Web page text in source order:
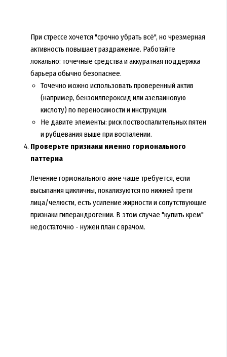
При стрессе хочется "срочно убрать всё", но чрезмерная
активность повышает раздражение. Работайте
локально: точечные средства и аккуратная поддержка
барьера обычно безопаснее.
Точечно можно использовать проверенный актив
(например, бензоилпероксид или азелаиновую
кислоту) по переносимости и инструкции.
Не давите элементы: риск поствоспалительных пятен
и рубцевания выше при воспалении.
Проверьте признаки именно гормонального
паттерна
Лечение гормонального акне чаще требуется, если
высыпания цикличны, локализуются по нижней трети
лица/челюсти, есть усиление жирности и сопутствующие
признаки гиперандрогении. В этом случае "купить крем"
недостаточно - нужен план с врачом.